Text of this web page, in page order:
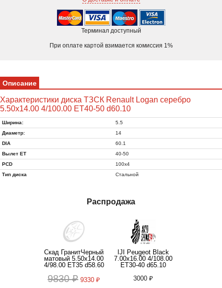
Терминал доступный
При оплате картой взимается комиссия 1%
Описание
Характеристики диска ТЗСК Renault Logan серебро
5.50x14.00 4/100.00 ET40-50 d60.10
Ширина:
5.5
Диаметр:
14
DIA
60.1
Вылет ET
40-50
PCD
100x4
Тип диска
Стальной
Распродажа
Скад ГранитЧерный
матовый 5.50x14.00
4/98.00 ET35 d58.60
9830 ₽ 9330 ₽
IJI Peugeot Black
7.00x16.00 4/108.00
ET30-40 d65.10
3000 ₽